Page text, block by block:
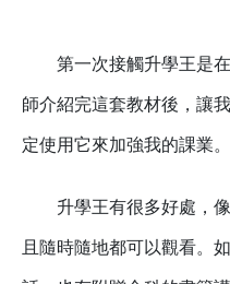
第一次接觸升學王是
師介紹完這套教材後，讓
定使用它來加強我的課業。
升學王有很多好處，
且隨時隨地都可以觀看。